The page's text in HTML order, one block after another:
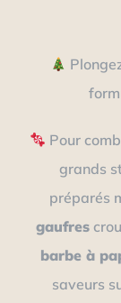
Pour
grands
préparés
gaufres
barbe à
saveurs